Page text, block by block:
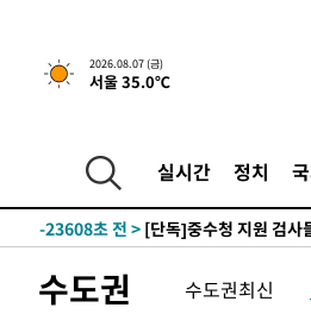
2026.08.07 (금)
서울 35.0℃
실시간 정치
13분 전 >[속보]종합특검, '관저이전 봐
운드는 임시"
-23681초 전 >
"낮 기온 소폭 하락"…
-23645초 전 >
선포
-23608초 전 > [단독]중수청 지원 검
-19885초 전 >
SK하이닉스, 용인·청
수도권 수도권최신